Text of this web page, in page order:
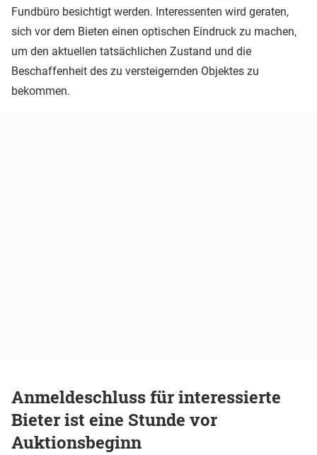
Fundbüro besichtigt werden. Interessenten wird geraten,
sich vor dem Bieten einen optischen Eindruck zu machen,
um den aktuellen tatsächlichen Zustand und die
Beschaffenheit des zu versteigernden Objektes zu
bekommen.
Anmeldeschluss für interessierte
Bieter ist eine Stunde vor
Auktionsbeginn